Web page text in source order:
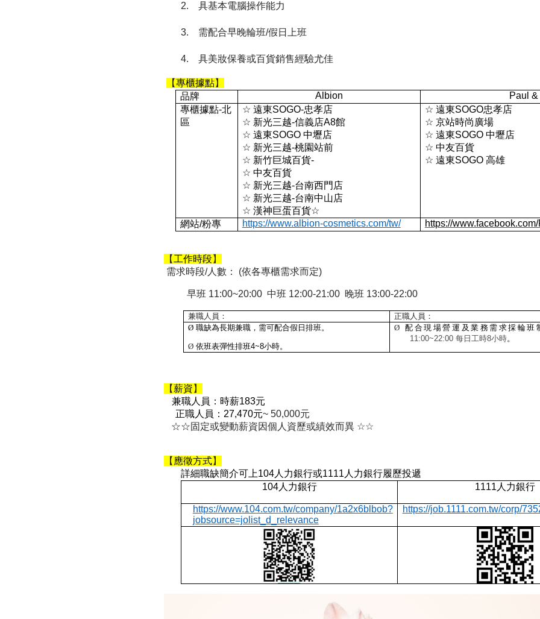
2. 具基本電腦操作能力
3. 需配合早晚輪班/假日上班
4. 具美妝保養或百貨銷售經驗尤佳
【專櫃據點】
品牌
Albion
Paul
專櫃據點-北
區
☆ 遠東SOGO-忠孝店
☆ 新光三越-信義店A8館
☆ 遠東SOGO 中壢店
☆ 新光三越-桃園站前
☆ 新竹巨城百貨-
☆ 中友百貨
☆ 新光三越-台南西門店
☆ 新光三越-台南中山店
☆ 漢神巨蛋百貨☆
☆ 遠東SOGO忠孝店
☆ 京站時尚廣場
☆ 遠東SOGO 中壢店
☆ 中友百貨
☆ 遠東SOGO 高雄
網站/粉專 https://www.albion-cosmetics.com/tw/ https://
【 工作時段】
需求時段/人數： (依各專櫃需求而定)
早班 11:00~20:00 中班 12:00-21:00 晚班 13:00-22:00
兼職人員：
正職人員：
Ø 職缺為長期兼職，需可配合假日排班。
Ø 依班表彈性排班4~8小時。
Ø 配合現場營運及業務需求採輪班
11:00~22:00每日工時8小時。
【薪資 】
兼職人員：時薪183元
正職人員： 27,470元~ 50,000元
☆☆固定或變動薪資因個人資歷或績效而異 ☆☆
【 應徵方式】
詳細職缺簡介可上104人力銀行或1111 人力銀行履歷投遞
104人力銀行 1111 人力銀行
https://www.104.com.tw/company/1a2x6blbob?
jobsource=jolist_d_relevance
https://job.1111.com.tw/corp/